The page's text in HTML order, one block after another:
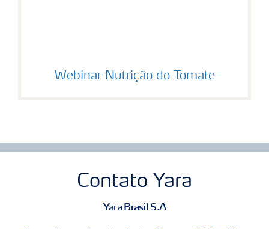
Webinar Nutrição do Tomate
Contato Yara
Yara Brasil S.A